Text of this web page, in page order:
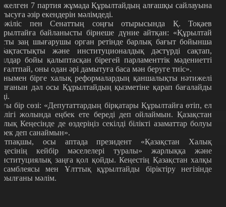
7 партия жұмада Құрылтайдың алғашқы сайлауына
әзір екендерін мәлімдеді.
пен Сенаттың соңғы отырысында Қ. Тоқаев
байланысты бірнеше дүние айтқан: «Құрылтай
заң шығарушы орган ретінде барлық бағыт бойынша
және институционалдық дәстүрді сақтап,
бойы қалыптасқан бірегей парламенттік мәдениетті
оны одан әрі дамытуға баса мән беруге тиіс».
бірге халық реформалардың қаншалықты нәтижелі
дәл осы Құрылтайдың қызметіне қарап бағалайды
бір сөзі: «Депутаттардың бірқатары Құрылтайға өтіп, ел
жолында еңбек ете береді деп ойлаймын. Қазақстан
Кеңесінде де өздеріңіз секілді білікті азаматтар болуы
деп санаймын».
осы аптада президент «Қазақстан Халық
кейбір мәселелері туралы» жарлыққа және
заңға қол қойды. Кеңестің Қазақстан халқы
мен Ұлттық құрылтайды біріктіру негізінде
мәлім.